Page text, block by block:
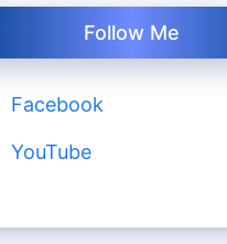
Follow Me
Facebook
YouTube